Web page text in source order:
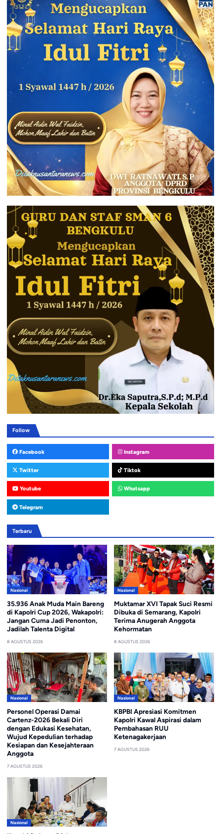
Follow
Facebook Instagram
Twitter Tiktok
Youtube Whatsapp
Telegram
Terbaru
Nasional
35.936 Anak Muda Main Bareng
di Kapolri Cup 2026, Wakapolri:
Jangan Cuma Jadi Penonton,
Jadilah Talenta Digital
8 AGUSTUS 2026
Nasional
Muktamar XVI Tapak Suci Resmi
Dibuka di Semarang, Kapolri
Terima Anugerah Anggota
Kehormatan
8 AGUSTUS 2026
Nasional
Personel Operasi Damai
Cartenz-2026 Bekali Diri
dengan Edukasi Kesehatan,
Wujud Kepedulian terhadap
Kesiapan dan Kesejahteraan
Anggota
7 AGUSTUS 2026
Nasional
KBPBI Apresiasi Komitmen
Kapolri Kawal Aspirasi dalam
Pembahasan RUU
Ketenagakerjaan
7 AGUSTUS 2026
Nasional